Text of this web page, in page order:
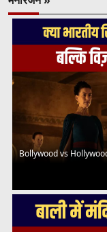
Bollywood vs Hollywood